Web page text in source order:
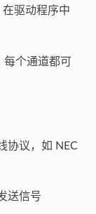
在驱动程序中
每个通道都可
协议，如 NEC
送信号